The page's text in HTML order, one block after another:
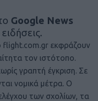
Google News
flight.com.gr εκφράζουν
τον ιστότοπο.
γραπτή έγκριση. Σε
νομικά μέτρα. Ο
των σχολίων, τα